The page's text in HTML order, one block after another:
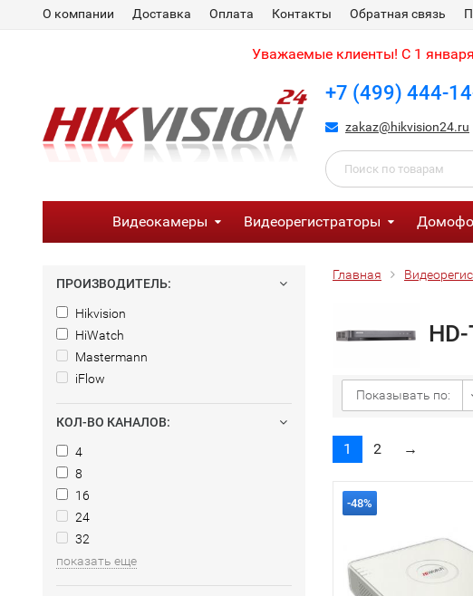
О компании Доставка Оплата Контакты Обратная связь
Уважаемые клиенты! С 1
+7 (499) 444-
zakaz@hikvision24.ru
Видеокамеры Видеорегистраторы
ПРОИЗВОДИТЕЛЬ:
Hikvision
HiWatch
Mastermann
iFlow
КОЛ-ВО КАНАЛОВ:
4
8
16
24
32
показать еще
Главная
Показывать по:
1 2 →
-48%